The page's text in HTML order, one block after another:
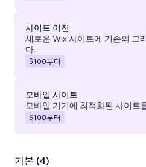
사이트 이전
새로운 Wix 사이트에 기존의 그
다.
$100부터
모바일 사이트
모바일 기기에 최적화된 사이트
$100부터
기본 (4)